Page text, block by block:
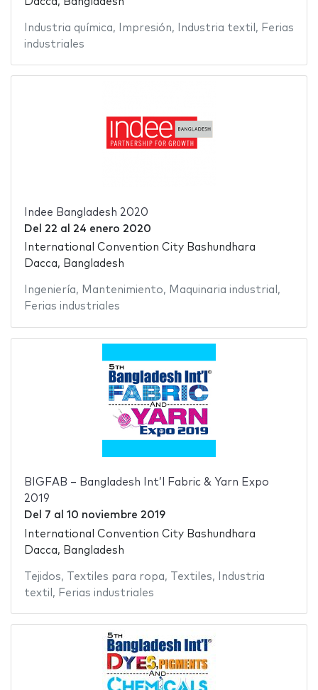
Industria química, Impresión, Industria textil , Ferias
industriales
Indee Bangladesh 2020
Del 22 al 24 enero 2020
International Convention City Bashundhara
Dacca, Bangladesh
Ingeniería, Mantenimiento, Maquinaria industrial ,
Ferias industriales
BIGFAB – Bangladesh Int’l Fabric & Yarn Expo
2019
Del 7 al 10 noviembre 2019
International Convention City Bashundhara
Dacca, Bangladesh
Tejidos, Textiles para ropa, Textiles,
Industria
textil , Ferias industriales